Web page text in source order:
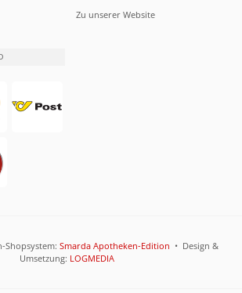
Zu unserer Website
Shopsystem: Smarda Apotheken-Edition • Design &
Umsetzung: LOGMEDIA